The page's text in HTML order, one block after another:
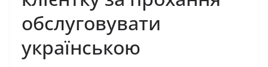
обслуговувати
українською